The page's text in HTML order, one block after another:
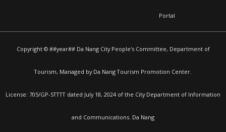
Portal
Copyright © ##year## Da Nang City People's Committee, Department of
Tourism, Managed by Da Nang Tourism Promotion Center.
License: 705/GP-STTTT dated July 18, 2024 of the City Department of Information
and Communications. Da Nang